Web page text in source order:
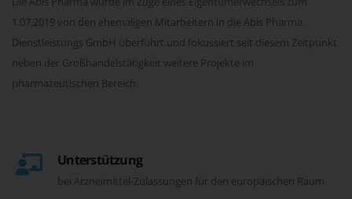
1.07.2019 von den ehemaligen Mitarbeitern in die Abis Pharma
Dienstleistungs GmbH überführt und fokussiert seit diesem Zeitpunkt
neben der Großhandelstätigkeit weitere Projekte im
pharmazeutischen Bereich.
Unterstützung
bei Arzneimittel-Zulassungen für den europäischen Raum